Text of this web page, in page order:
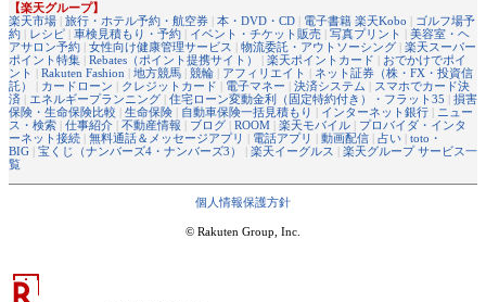
【楽天グループ】
楽天市場
旅行・ホテル予約・航空券 本・DVD・CD 電子書籍 楽天Kobo
ゴルフ場予
約
レシピ 車検見積もり・予約 イベント・チケット販売 写真プリント
美容室・ヘ
アサロン予約
女性向け健康管理サービス 物流委託・アウトソーシング
楽天スーパー
ポイント特集
Rebates（ポイント提携サイト） 楽天ポイントカード
おでかけでポイ
ント
Rakuten Fashion 地方競馬 競輪 アフィリエイト
ネット証券（株・FX・投資信
託）
カードローン クレジットカード 電子マネー 決済システム
スマホでカード決
済
エネルギープランニング 住宅ローン変動金利（固定特約付き）・フラット35
損害
保険・生命保険比較
生命保険 自動車保険一括見積もり インターネット銀行
ニュー
ス・検索
仕事紹介 不動産情報 ブログ ROOM 楽天モバイル
プロバイダ・インタ
ーネット接続
無料通話＆メッセージアプリ 電話アプリ 動画配信 占い
toto・
BIG
宝くじ（ナンバーズ4・ナンバーズ3） 楽天イーグルス
楽天グループ サービス一
覧
個人情報保護方針
© Rakuten Group, Inc.